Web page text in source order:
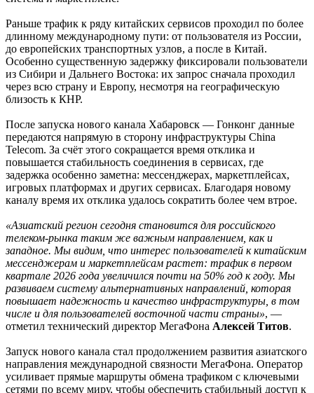
Раньше трафик к ряду китайских сервисов проходил по более
длинному международному пути: от пользователя из России,
до европейских транспортных узлов, а после в Китай.
Особенно существенную задержку фиксировали пользователи
из Сибири и Дальнего Востока: их запрос сначала проходил
через всю страну и Европу, несмотря на географическую
близость к КНР.
После запуска нового канала Хабаровск — Гонконг данные
передаются напрямую в сторону инфраструктуры China
Telecom. За счёт этого сокращается время отклика и
повышается стабильность соединения в сервисах, где
задержка особенно заметна: мессенджерах, маркетплейсах,
игровых платформах и других сервисах. Благодаря новому
каналу время их отклика удалось сократить более чем втрое.
«Азиатский регион сегодня становится для российского
телеком-рынка таким же важным направлением, как и
западное. Мы видим, что интерес пользователей к китайским
мессенджерам и маркетплейсам растет: трафик в первом
квартале 2026 года увеличился почти на 50% год к году. Мы
развиваем систему альтернативных направлений, которая
повышает надежность и качество инфраструктуры, в том
числе и для пользователей восточной части страны», —
отметил технический директор МегаФона Алексей Титов.
Запуск нового канала стал продолжением развития азиатского
направления международной связности МегаФона. Оператор
усиливает прямые маршруты обмена трафиком с ключевыми
сетями по всему миру, чтобы обеспечить стабильный доступ к